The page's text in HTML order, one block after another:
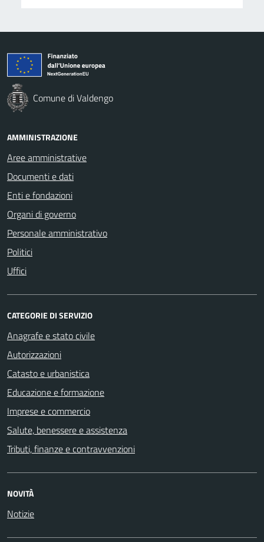
Comune di Valdengo
AMMINISTRAZIONE
Aree amministrative
Documenti e dati
Enti e fondazioni
Organi di governo
Personale amministrativo
Politici
Uffici
CATEGORIE DI SERVIZIO
Anagrafe e stato civile
Autorizzazioni
Catasto e urbanistica
Educazione e formazione
Imprese e commercio
Salute, benessere e assistenza
Tributi, finanze e contravvenzioni
NOVITÀ
Notizie